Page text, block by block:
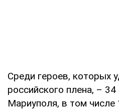
Среди героев, которых
российского плена, –
Мариуполя, в том числе